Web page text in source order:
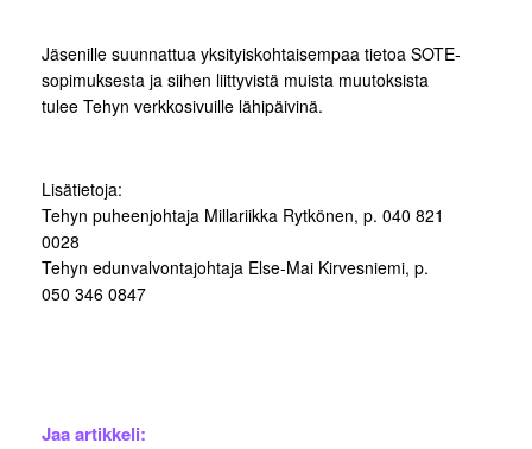
Jäsenille suunnattua yksityiskohtaisempaa tietoa SOTE-
sopimuksesta ja siihen liittyvistä muista muutoksista
tulee Tehyn verkkosivuille lähipäivinä.
Lisätietoja:
Tehyn puheenjohtaja Millariikka Rytkönen, p. 040 821
0028
Tehyn edunvalvontajohtaja Else-Mai Kirvesniemi, p.
050 346 0847
Jaa artikkeli: